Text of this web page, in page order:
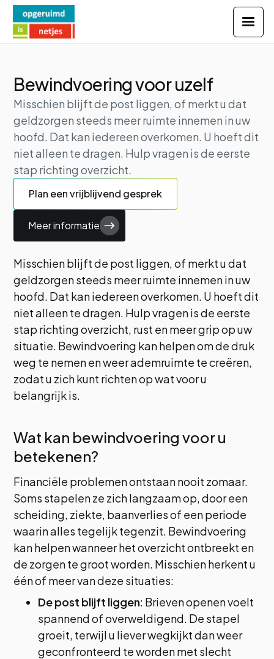
Vrijblijvend contact opnemen
Bewindvoering voor uzelf
Misschien blijft de post liggen, of merkt u dat
geldzorgen steeds meer ruimte innemen in uw
hoofd. Dat kan iedereen overkomen. U hoeft dit
niet alleen te dragen. Hulp vragen is de eerste
stap richting overzicht.
Plan een vrijblijvend gesprek
Meer informatie
Misschien blijft de post liggen, of merkt u dat
geldzorgen steeds meer ruimte innemen in uw
hoofd. Dat kan iedereen overkomen. U hoeft dit
niet alleen te dragen. Hulp vragen is de eerste
stap richting overzicht, rust en meer grip op uw
situatie. Bewindvoering kan helpen om de druk
weg te nemen en weer ademruimte te creëren,
zodat u zich kunt richten op wat voor u
belangrijk is.
Wat kan bewindvoering voor u
betekenen?
Financiële problemen ontstaan nooit zomaar.
Soms stapelen ze zich langzaam op, door een
scheiding, ziekte, baanverlies of een periode
waarin alles tegelijk tegenzit. Bewindvoering
kan helpen wanneer het overzicht ontbreekt en
de zorgen te groot worden. Misschien herkent u
één of meer van deze situaties:
De post blijft liggen: Brieven openen voelt
spannend of overweldigend. De stapel
groeit, terwijl u liever wegkijkt dan weer
geconfronteerd te worden met slecht